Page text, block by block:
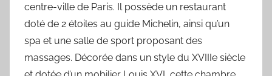
centre-ville de Paris. Il possède un restaurant
doté de 2 étoiles au guide Michelin, ainsi qu’un
spa et une salle de sport proposant des
massages. Décorée dans un style du XVIIIe siècle